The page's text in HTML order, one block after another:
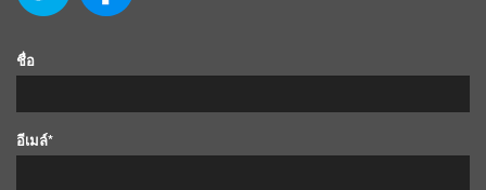
ชื่อ
อีเมล์*